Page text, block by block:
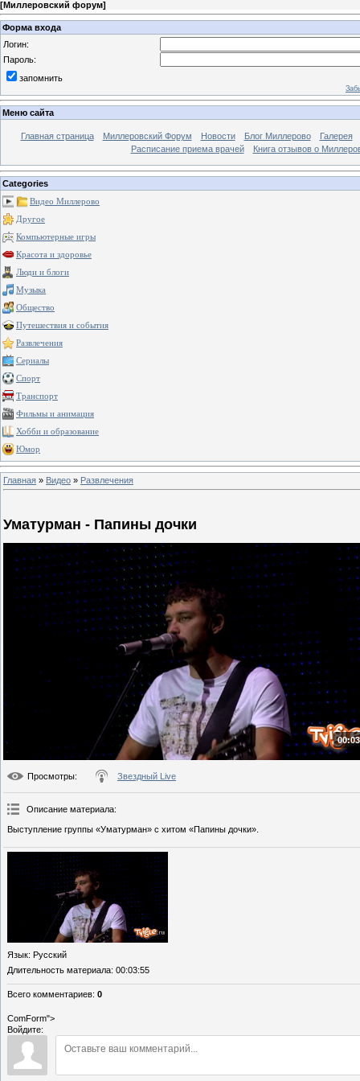
[Миллеровский форум]
Форма входа
Логин:
Пароль:
запомнить
Меню сайта
Главная страница Миллеровский Форум Новости Блог Миллерово
Галерея
Расписание приема врачей
Книга отзывов о
Categories
Видео Миллерово
Другое
Компьютерные игры
Красота и здоровье
Люди и блоги
Музыка
Общество
Путешествия и события
Развлечения
Сериалы
Спорт
Транспорт
Фильмы и анимация
Хобби и образование
Юмор
Главная » Видео » Развлечения
Уматурман - Папины дочки
Просмотры: Звездный Live
Описание материала:
Выступление группы «Уматурман» с хитом «Папины дочки».
Язык: Русский
Длительность материала: 00:03:55
Всего комментариев: 0
ComForm">
Войдите: